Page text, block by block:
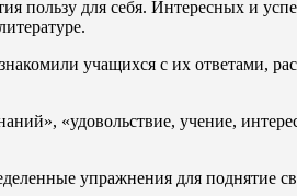
пользу для себя. Интересных и
учащихся с их ответами,
«удовольствие, учение,
упражнения для поднятие